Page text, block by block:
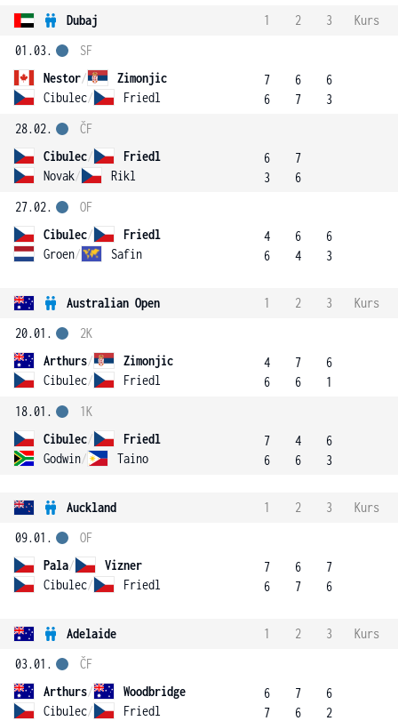
Dubaj 1 2 3
Kurs
01.03.
Nestor/
Zimonjic
Cibulec/ Friedl
SF
7
6
6
7
6
3
28.02.
Cibulec/
Friedl
Novak/ Rikl
ČF
6
3
7
6
27.02.
Cibulec/
Friedl
Groen/ Safin
OF
4
6
6
4
6
3
Australian Open 1 2 3
Kurs
20.01.
Arthurs/
Zimonjic
Cibulec/ Friedl
2K
4
6
7
6
6
1
18.01.
Cibulec/
Friedl
Godwin/ Taino
1K
7
6
4
6
6
3
Auckland 1 2 3
Kurs
09.01.
Pala/
Vizner
Cibulec/ Friedl
OF
7
6
6
7
7
6
Adelaide 1 2 3
Kurs
03.01.
Arthurs/
Woodbridge
Cibulec/ Friedl
ČF
6
7
7
6
6
2